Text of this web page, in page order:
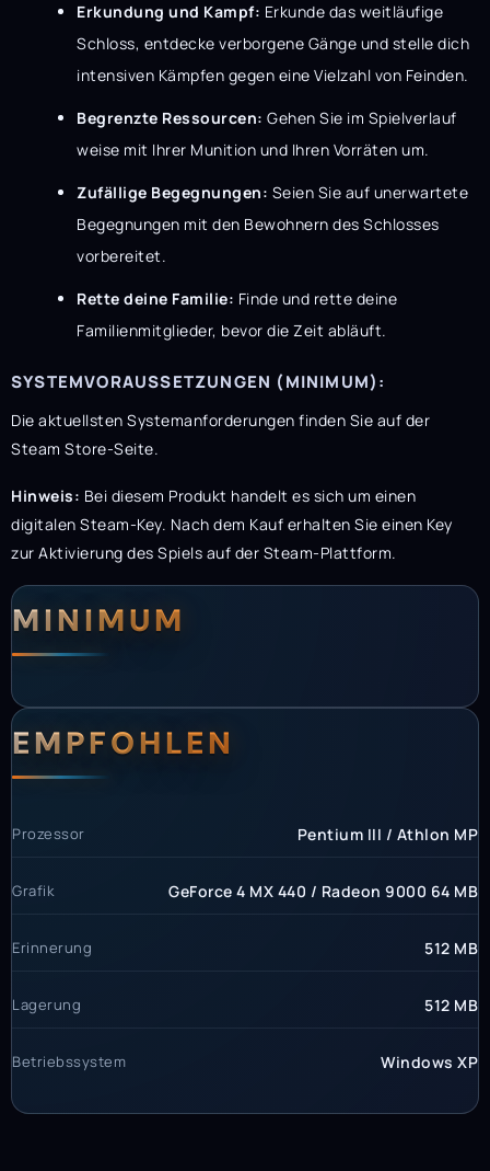
Erkundung und Kampf: Erkunde das weitläufige
Schloss, entdecke verborgene Gänge und stelle dich
intensiven Kämpfen gegen eine Vielzahl von Feinden.
Begrenzte Ressourcen: Gehen Sie im Spielverlauf
weise mit Ihrer Munition und Ihren Vorräten um.
Zufällige Begegnungen: Seien Sie auf unerwartete
Begegnungen mit den Bewohnern des Schlosses
vorbereitet.
Rette deine Familie: Finde und rette deine
Familienmitglieder, bevor die Zeit abläuft.
SYSTEMVORAUSSETZUNGEN (MINIMUM):
Die aktuellsten Systemanforderungen finden Sie auf der
Steam Store-Seite.
Hinweis: Bei diesem Produkt handelt es sich um einen
digitalen Steam-Key. Nach dem Kauf erhalten Sie einen Key
zur Aktivierung des Spiels auf der Steam-Plattform.
MINIMUM
EMPFOHLEN
Prozessor Pentium III / Athlon MP
Grafik GeForce 4 MX 440 / Radeon 9000 64 MB
Erinnerung 512 MB
Lagerung 512 MB
Betriebssystem Windows XP